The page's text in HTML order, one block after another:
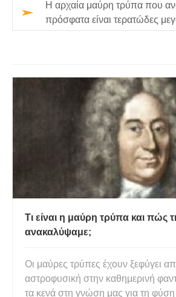
Η αρχαία μαύρη τρύπα που
πρόσφατα είναι τερατώδες
ηλικία της
Τι είναι η μαύρη τρύπα και πώς
ανακαλύψαμε;
Οι μαύρες τρύπες έχουν ξεφύγει
αστροφυσική στην καθημερινή
τα κενά στη γνώση μας για τη φύση